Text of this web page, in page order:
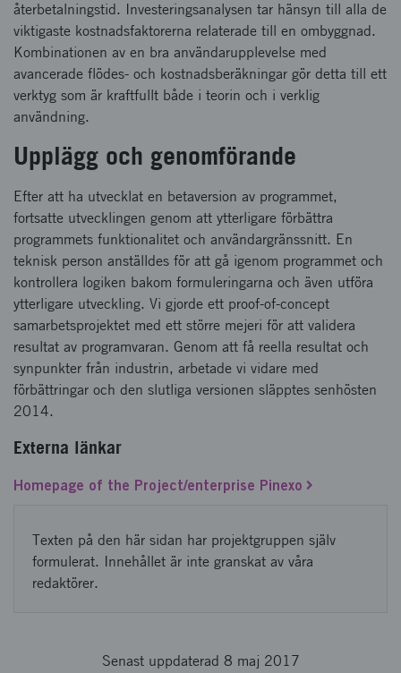
återbetalningstid. Investeringsanalysen tar hänsyn till alla de
viktigaste kostnadsfaktorerna relaterade till en ombyggnad.
Kombinationen av en bra användarupplevelse med
avancerade flödes- och kostnadsberäkningar gör detta till ett
verktyg som är kraftfullt både i teorin och i verklig
användning.
Upplägg och genomförande
Efter att ha utvecklat en betaversion av programmet,
fortsatte utvecklingen genom att ytterligare förbättra
programmets funktionalitet och användargränssnitt. En
teknisk person anställdes för att gå igenom programmet och
kontrollera logiken bakom formuleringarna och även utföra
ytterligare utveckling. Vi gjorde ett proof-of-concept
samarbetsprojektet med ett större mejeri för att validera
resultat av programvaran. Genom att få reella resultat och
synpunkter från industrin, arbetade vi vidare med
förbättringar och den slutliga versionen släpptes senhösten
2014.
Externa länkar
Homepage of the Project/enterprise Pinexo
Texten på den här sidan har projektgruppen själv
formulerat. Innehållet är inte granskat av våra
redaktörer.
Senast uppdaterad 8 maj 2017